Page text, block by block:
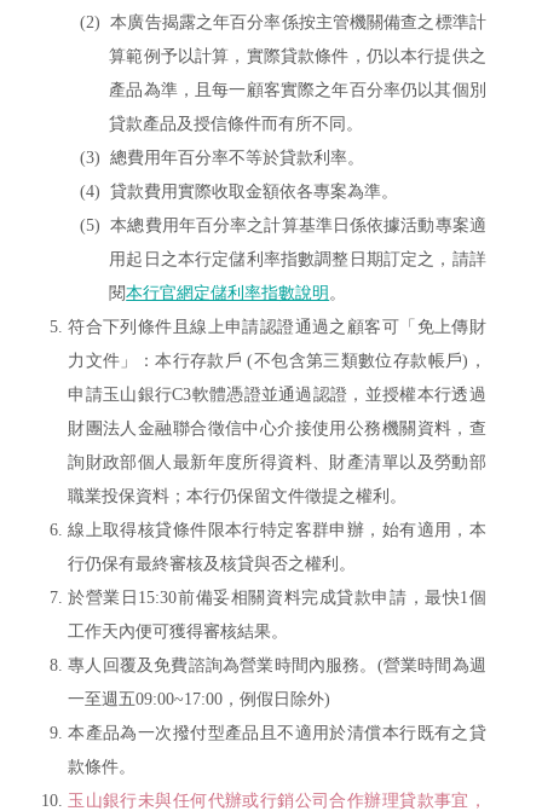
本廣告揭露之年百分率係按主管機關備查之標準計
算範例予以計算，實際貸款條件，仍以本行提供之
產品為準，且每一顧客實際之年百分率仍以其個別
貸款產品及授信條件而有所不同。
總費用年百分率不等於貸款利率。
貸款費用實際收取金額依各專案為準。
本總費用年百分率之計算基準日係依據活動專案適
用起日之本行定儲利率指數調整日期訂定之，請詳
閱本行官網定儲利率指數說明 。
符合下列條件且線上申請認證通過之顧客可「免上傳財
力文件」：本行存款戶 (不包含第三類數位存款帳戶)，
申請玉山銀行C3軟體憑證並通過認證，並授權本行透過
財團法人金融聯合徵信中心介接使用公務機關資料，查
詢財政部個人最新年度所得資料、財產清單以及勞動部
職業投保資料；本行仍保留文件徵提之權利。
線上取得核貸條件限本行特定客群申辦，始有適用，本
行仍保有最終審核及核貸與否之權利。
於營業日15:30前備妥相關資料完成貸款申請，最快1個
工作天內便可獲得審核結果。
專人回覆及免費諮詢為營業時間內服務。(營業時間為週
一至週五09:00~17:00，例假日除外)
本產品為一次撥付型產品且不適用於清償本行既有之貸
款條件。
玉山銀行未與任何代辦或行銷公司合作辦理貸款事宜，